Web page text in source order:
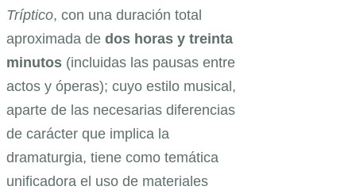
Tríptico, con una duración total
aproximada de dos horas y treinta
minutos (incluidas las pausas entre
actos y óperas); cuyo estilo musical,
aparte de las necesarias diferencias
de carácter que implica la
dramaturgia, tiene como temática
unificadora el uso de materiales